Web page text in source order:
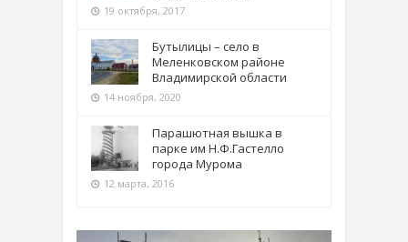
19 октября, 2017
Бутылицы – село в
Меленковском районе
Владимирской области
14 ноября, 2020
Парашютная вышка в
парке им Н.Ф.Гастелло
города Мурома
12 марта, 2016